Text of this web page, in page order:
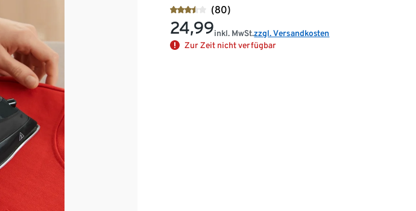
(80)
24,99inkl. MwSt.zzgl. Versandkosten
Zur Zeit nicht verfügbar